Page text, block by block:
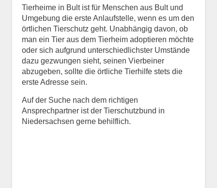
Tierheime in Bult ist für Menschen aus Bult und
Umgebung die erste Anlaufstelle, wenn es um den
örtlichen Tierschutz geht. Unabhängig davon, ob
man ein Tier aus dem Tierheim adoptieren möchte
oder sich aufgrund unterschiedlichster Umstände
dazu gezwungen sieht, seinen Vierbeiner
abzugeben, sollte die örtliche Tierhilfe stets die
erste Adresse sein.
Auf der Suche nach dem richtigen
Ansprechpartner ist der Tierschutzbund in
Niedersachsen gerne behilflich.